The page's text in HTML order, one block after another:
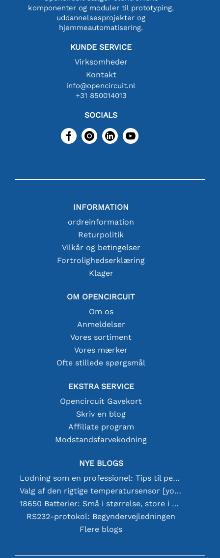
komponenter og moduler til prototyping,
uddannelsesprojekter og
hjemmeautomatisering.
KUNDE SERVICE
Virksomheder
Kontakt
info@opencircuit.nl
+31 850014013
SOCIALS
INFORMATION
ordreinformation
Returpolitik
Vilkår og betingelser
Fortrolighedserklæring
Klager
OM OPENCIRCUIT
Om os
Anmeldelser
Vores sortiment
Vores mærker
Ofte stillede spørgsmål
EKSTRA SERVICE
Opencircuit Gavekort
Skriv en blog
Affiliate program
Modstandsfarvekodning
NYE BLOGS
Lodning som en professionel: Tips til perfekte elektroniske forbindelser
Valg af den rigtige temperatursensor [youtube]
18650 Batterier: Små i størrelse, store i ydeevne
RS232-protokol: Begyndervejledningen
Flere blogs